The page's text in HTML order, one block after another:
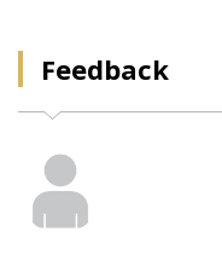
Feedback